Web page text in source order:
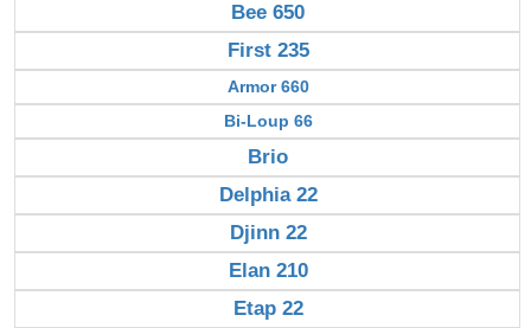
Bee 650
First 235
Armor 660
Bi-Loup 66
Brio
Delphia 22
Djinn 22
Elan 210
Etap 22